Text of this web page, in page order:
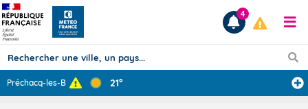
Prévisions
4
Préchacq-les-Ba... 21°